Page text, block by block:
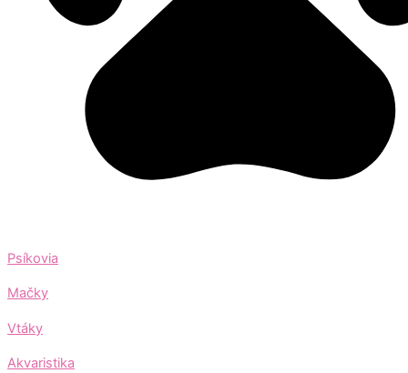
Psíkovia
Mačky
Vtáky
Akvaristika